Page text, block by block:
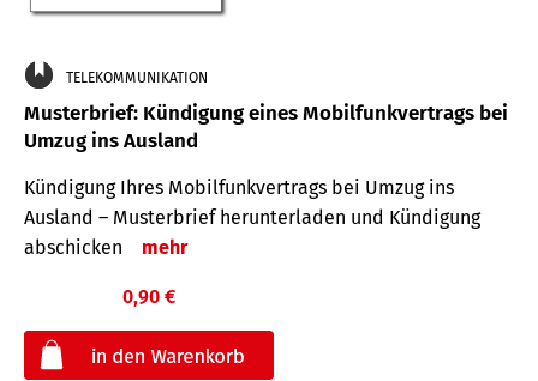
TELEKOMMUNIKATION
Musterbrief: Kündigung eines Mobilfunkvertrags bei
Umzug ins Ausland
Kündigung Ihres Mobilfunkvertrags bei Umzug ins
Ausland – Musterbrief herunterladen und Kündigung
abschicken
mehr
0,90 €